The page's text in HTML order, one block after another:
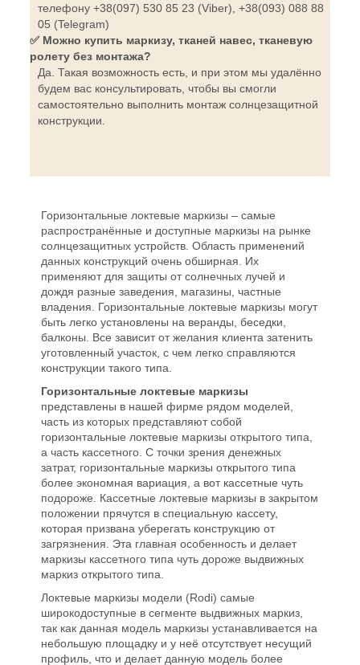
телефону +38(097) 530 85 23 (Viber), +38(093) 088 88
05 (Telegram)
✅ Можно купить маркизу, тканей навес, тканевую
ролету без монтажа?
Да. Такая возможность есть, и при этом мы удалённо
будем вас консультировать, чтобы вы смогли
самостоятельно выполнить монтаж солнцезащитной
конструкции.
Горизонтальные локтевые маркизы – самые
распространённые и доступные маркизы на рынке
солнцезащитных устройств. Область применений
данных конструкций очень обширная. Их
применяют для защиты от солнечных лучей и
дождя разные заведения, магазины, частные
владения. Горизонтальные локтевые маркизы могут
быть легко установлены на веранды, беседки,
балконы. Все зависит от желания клиента затенить
уготовленный участок, с чем легко справляются
конструкции такого типа.
Горизонтальные локтевые маркизы
представлены в нашей фирме рядом моделей,
часть из которых представляют собой
горизонтальные локтевые маркизы открытого типа,
а часть кассетного. С точки зрения денежных
затрат, горизонтальные маркизы открытого типа
более экономная вариация, а вот кассетные чуть
подороже. Кассетные локтевые маркизы в закрытом
положении прячутся в специальную кассету,
которая призвана уберегать конструкцию от
загрязнения. Эта главная особенность и делает
маркизы кассетного типа чуть дороже выдвижных
маркиз открытого типа.
Локтевые маркизы модели (Rodi) самые
широкодоступные в сегменте выдвижных маркиз,
так как данная модель маркизы устанавливается на
небольшую площадку и у неё отсутствует несущий
профиль, что и делает данную модель более